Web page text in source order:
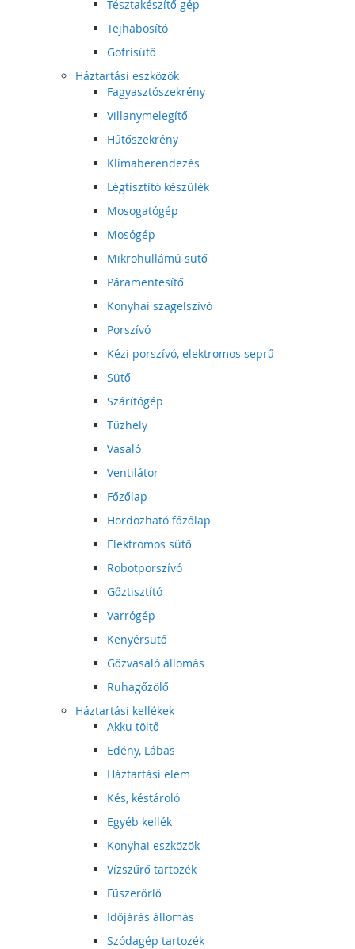
Tésztakészítő gép
Tejhabosító
Gofrisütő
Háztartási eszközök
Fagyasztószekrény
Villanymelegítő
Hűtőszekrény
Klímaberendezés
Légtisztító készülék
Mosogatógép
Mosógép
Mikrohullámú sütő
Páramentesítő
Konyhai szagelszívó
Porszívó
Kézi porszívó, elektromos seprű
Sütő
Szárítógép
Tűzhely
Vasaló
Ventilátor
Főzőlap
Hordozható főzőlap
Elektromos sütő
Robotporszívó
Gőztisztító
Varrógép
Kenyérsütő
Gőzvasaló állomás
Ruhagőzölő
Háztartási kellékek
Akku töltő
Edény, Lábas
Háztartási elem
Kés, késtároló
Egyéb kellék
Konyhai eszközök
Vízszűrő tartozék
Fűszerőrlő
Időjárás állomás
Szódagép tartozék